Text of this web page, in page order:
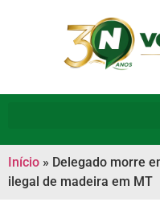
Início » Delegado morre
ilegal de madeira em MT